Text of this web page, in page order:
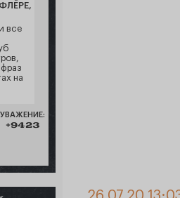
все
на
УВАЖЕНИЕ:
+9423